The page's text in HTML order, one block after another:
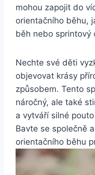
mohou zapojit do
orientačního běhu,
běh nebo sprintový
Nechte své děti
objevovat krásy
způsobem. Tento
náročný, ale také
a vytváří silné
Bavte se společně
orientačního běhu